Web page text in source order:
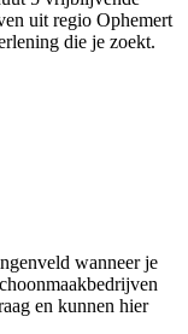
uit regio Ophemert
die je zoekt.
wanneer je
en kunnen hier